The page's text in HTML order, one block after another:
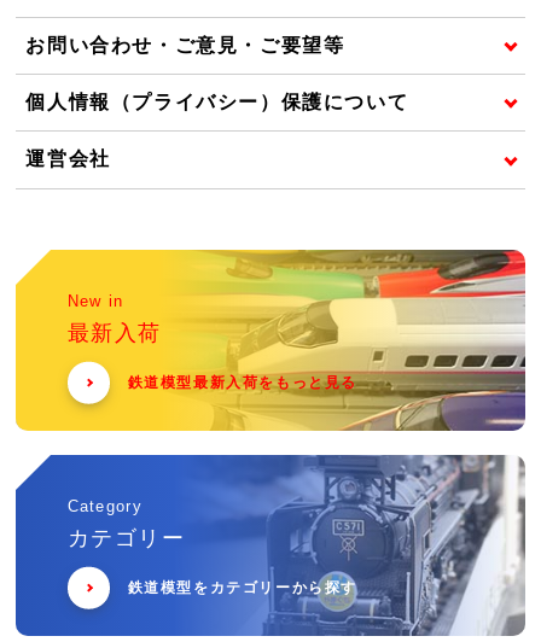
お問い合わせ・ご意見・ご要望等
個人情報（プライバシー）保護について
運営会社
New in
最新入荷
鉄道模型最新入荷をもっと見る
Category
カテゴリー
鉄道模型をカテゴリーから探す